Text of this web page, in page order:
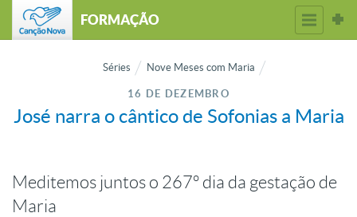
FORMAÇÃO
Séries Nove Meses com Maria
16 DE DEZEMBRO
José narra o cântico de Sofonias a Maria
Meditemos juntos o 267º dia da gestação de
Maria